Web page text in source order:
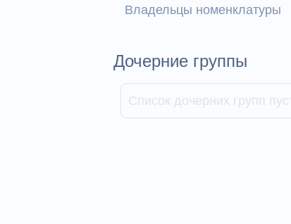
Владельцы номенклатуры
Дочерние группы
Список дочерних групп